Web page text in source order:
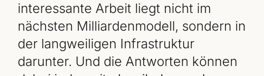
interessante Arbeit liegt nicht im
nächsten Milliardenmodell, sondern in
der langweiligen Infrastruktur
darunter. Und die Antworten können